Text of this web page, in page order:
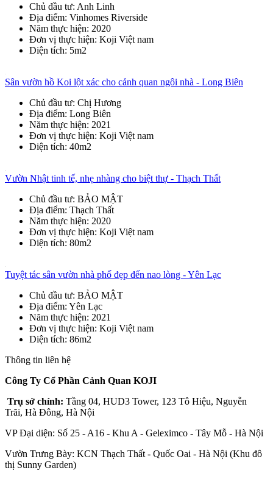
Chủ đầu tư: Anh Linh
Địa điểm: Vinhomes Riverside
Năm thực hiện: 2020
Đơn vị thực hiện: Koji Việt nam
Diện tích: 5m2
Sân vườn hồ Koi lột xác cho cảnh quan ngôi nhà - Long Biên
Chủ đầu tư: Chị Hương
Địa điểm: Long Biên
Năm thực hiện: 2021
Đơn vị thực hiện: Koji Việt nam
Diện tích: 40m2
Vườn Nhật tinh tế, nhẹ nhàng cho biệt thự - Thạch Thất
Chủ đầu tư: BẢO MẬT
Địa điểm: Thạch Thất
Năm thực hiện: 2020
Đơn vị thực hiện: Koji Việt nam
Diện tích: 80m2
Tuyệt tác sân vườn nhà phố đẹp đến nao lòng - Yên Lạc
Chủ đầu tư: BẢO MẬT
Địa điểm: Yên Lạc
Năm thực hiện: 2021
Đơn vị thực hiện: Koji Việt nam
Diện tích: 86m2
Thông tin liên hệ
Công Ty Cổ Phần Cảnh Quan KOJI
Trụ sở chính: Tầng 04, HUD3 Tower, 123 Tô Hiệu, Nguyễn
Trãi, Hà Đông, Hà Nội
VP Đại diện: Số 25 - A16 - Khu A - Geleximco - Tây Mỗ - Hà Nội
Vườn Trưng Bày: KCN Thạch Thất - Quốc Oai - Hà Nội (Khu đô
thị Sunny Garden)